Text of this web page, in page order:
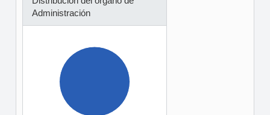
Administración